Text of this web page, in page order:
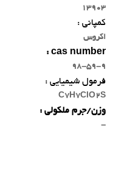
13903
کمپانی :
اکروس
cas number :
98-59-9
فرمول شیمیایی :
C7H7ClO2S
وزن/جرم ملکولی :
-